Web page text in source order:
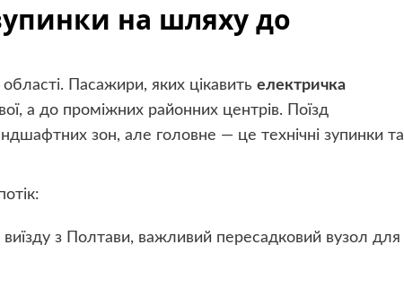
на шляху до
Пасажири, яких цікавить електричка
а до проміжних районних центрів. Поїзд
зон, але головне — це технічні зупинки та
виїзду з Полтави, важливий пересадковий вузол для